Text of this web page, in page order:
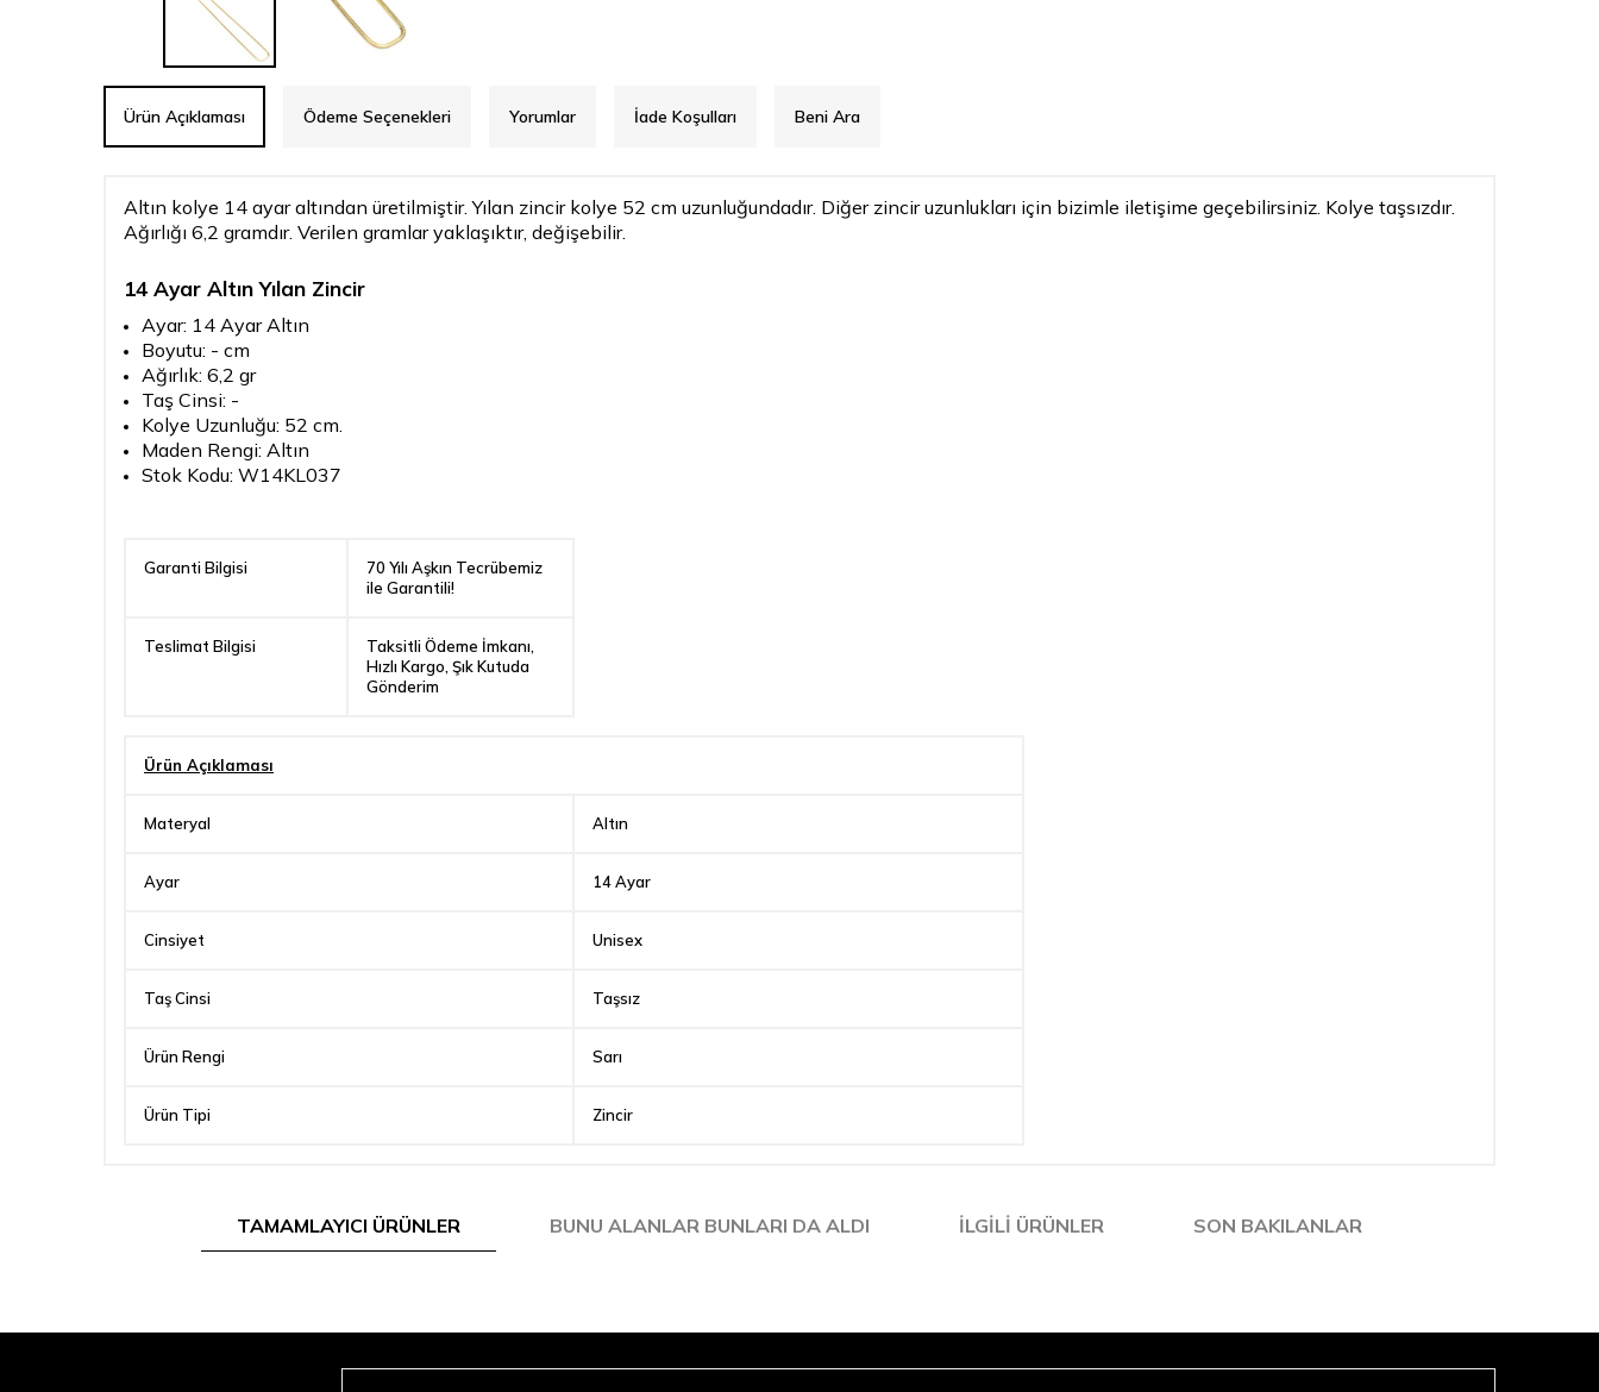
Ürün Açıklaması Ödeme Seçenekleri Yorumlar İade Koşulları Beni Ara
Altın kolye 14 ayar altından üretilmiştir. Yılan zincir kolye 52 cm uzunluğundadır. Diğer zincir uzunlukları için bizimle iletişime geçebilirsiniz. Kolye taşsızdır.
Ağırlığı 6,2 gramdır. Verilen gramlar yaklaşıktır, değişebilir.
14 Ayar Altın Yılan Zincir
Ayar: 14 Ayar Altın
Boyutu: - cm
Ağırlık: 6,2 gr
Taş Cinsi: -
Kolye Uzunluğu: 52 cm.
Maden Rengi: Altın
Stok Kodu: W14KL037
Garanti Bilgisi
70 Yılı Aşkın Tecrübemiz
ile Garantili!
Teslimat Bilgisi
Taksitli Ödeme İmkanı,
Hızlı Kargo, Şık Kutuda
Gönderim
Ürün Açıklaması
Materyal Altın
Ayar 14 Ayar
Cinsiyet Unisex
Taş Cinsi Taşsız
Ürün Rengi Sarı
Ürün Tipi Zincir
TAMAMLAYICI ÜRÜNLER BUNU ALANLAR BUNLARI DA ALDI İLGILI ÜRÜNLER SON BAKILANLAR